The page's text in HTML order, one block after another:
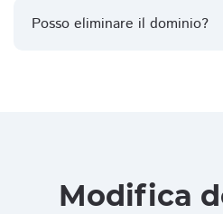
Posso eliminare il dominio?
Modifica